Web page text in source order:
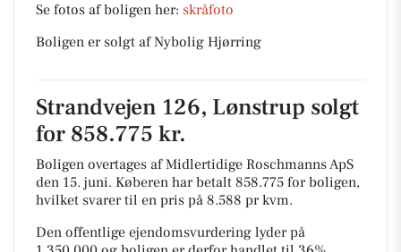
Se fotos af boligen her: skråfoto
Boligen er solgt af Nybolig Hjørring
Strandvejen 126, Lønstrup solgt
for 858.775 kr.
Boligen overtages af Midlertidige Roschmanns ApS
den 15. juni. Køberen har betalt 858.775 for boligen,
hvilket svarer til en pris på 8.588 pr kvm.
Den offentlige ejendomsvurdering lyder på